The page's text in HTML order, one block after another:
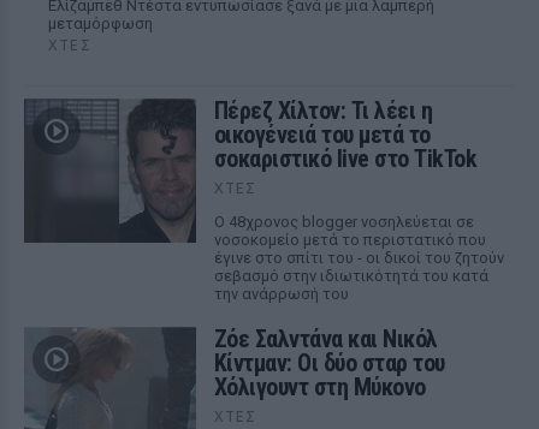
Ελίζαμπεθ Ντέστα εντυπωσίασε ξανά με μια λαμπερή
μεταμόρφωση
ΧΤΕΣ
Πέρεζ Χίλτον: Τι λέει η
οικογένειά του μετά το
σοκαριστικό live στο TikTok
ΧΤΕΣ
Ο 48χρονος blogger νοσηλεύεται σε
νοσοκομείο μετά το περιστατικό που
έγινε στο σπίτι του - οι δικοί του ζητούν
σεβασμό στην ιδιωτικότητά του κατά
την ανάρρωσή του
Ζόε Σαλντάνα και Νικόλ
Κίντμαν: Οι δύο σταρ του
Χόλιγουντ στη Μύκονο
ΧΤΕΣ